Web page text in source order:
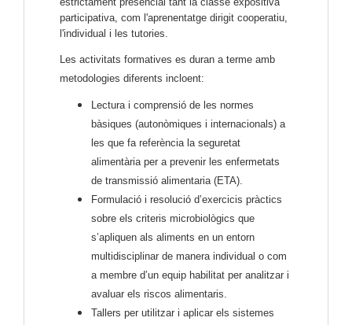
participativa, com l'aprenentatge dirigit cooperatiu,
l'individual i les tutories.
Les activitats formatives es duran a terme amb
metodologies diferents incloent:
Lectura i comprensió de les normes
bàsiques (autonòmiques i internacionals) a
les que fa referència la seguretat
alimentària per a prevenir les enfermetats
de transmissió alimentaria (ETA).
Formulació i resolució d’exercicis pràctics
sobre els criteris microbiològics que
s’apliquen als aliments en un entorn
multidisciplinar de manera individual o com
a membre d’un equip habilitat per analitzar i
avaluar els riscos alimentaris.
Tallers per utilitzar i aplicar els sistemes